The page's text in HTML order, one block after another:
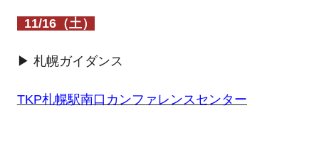
11/16（土）
▶ 札幌ガイダンス
TKP札幌駅南口カンファレンスセンター